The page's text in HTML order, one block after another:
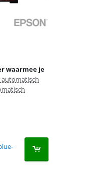
waarmee je
automatisch